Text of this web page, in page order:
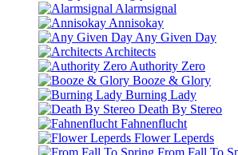
Alarmsignal
Annisokay
Any Given Day
Architects
Authority Zero
Booze & Glory
Burning Lady
Death By Stereo
Fahnenflucht
Flower Leperds
From Fall To